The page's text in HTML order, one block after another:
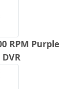
RPM Purple